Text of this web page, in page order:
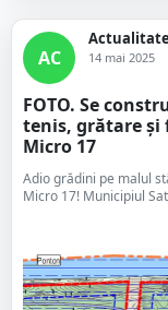
AC
Actualitate
14 mai 2025
FOTO. Se
tenis, grătare și
Micro 17
Adio grădini pe malul
Micro 17! Municipiul